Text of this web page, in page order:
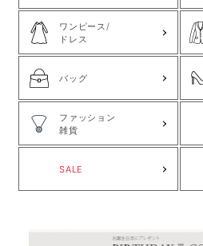
ワンピース/
ドレス
バッグ
ファッション
雑貨
SALE